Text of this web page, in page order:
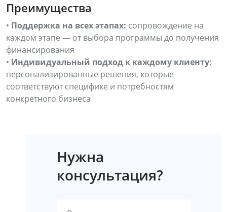
Преимущества
• Поддержка на всех этапах: сопровождение на
каждом этапе — от выбора программы до получения
финансирования
• Индивидуальный подход к каждому клиенту:
персонализированные решения, которые
соответствуют специфике и потребностям
конкретного бизнеса
Нужна
консультация?